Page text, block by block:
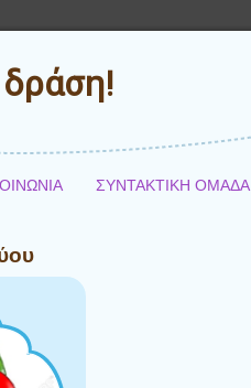
ΣΥΝΤΑΚΤΙΚΗ ΟΜΑΔΑ